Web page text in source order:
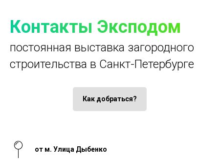
Контакты Эксподом
постоянная выставка загородного
строительства в Санкт-Петербурге
Как добраться?
от м. Улица Дыбенко